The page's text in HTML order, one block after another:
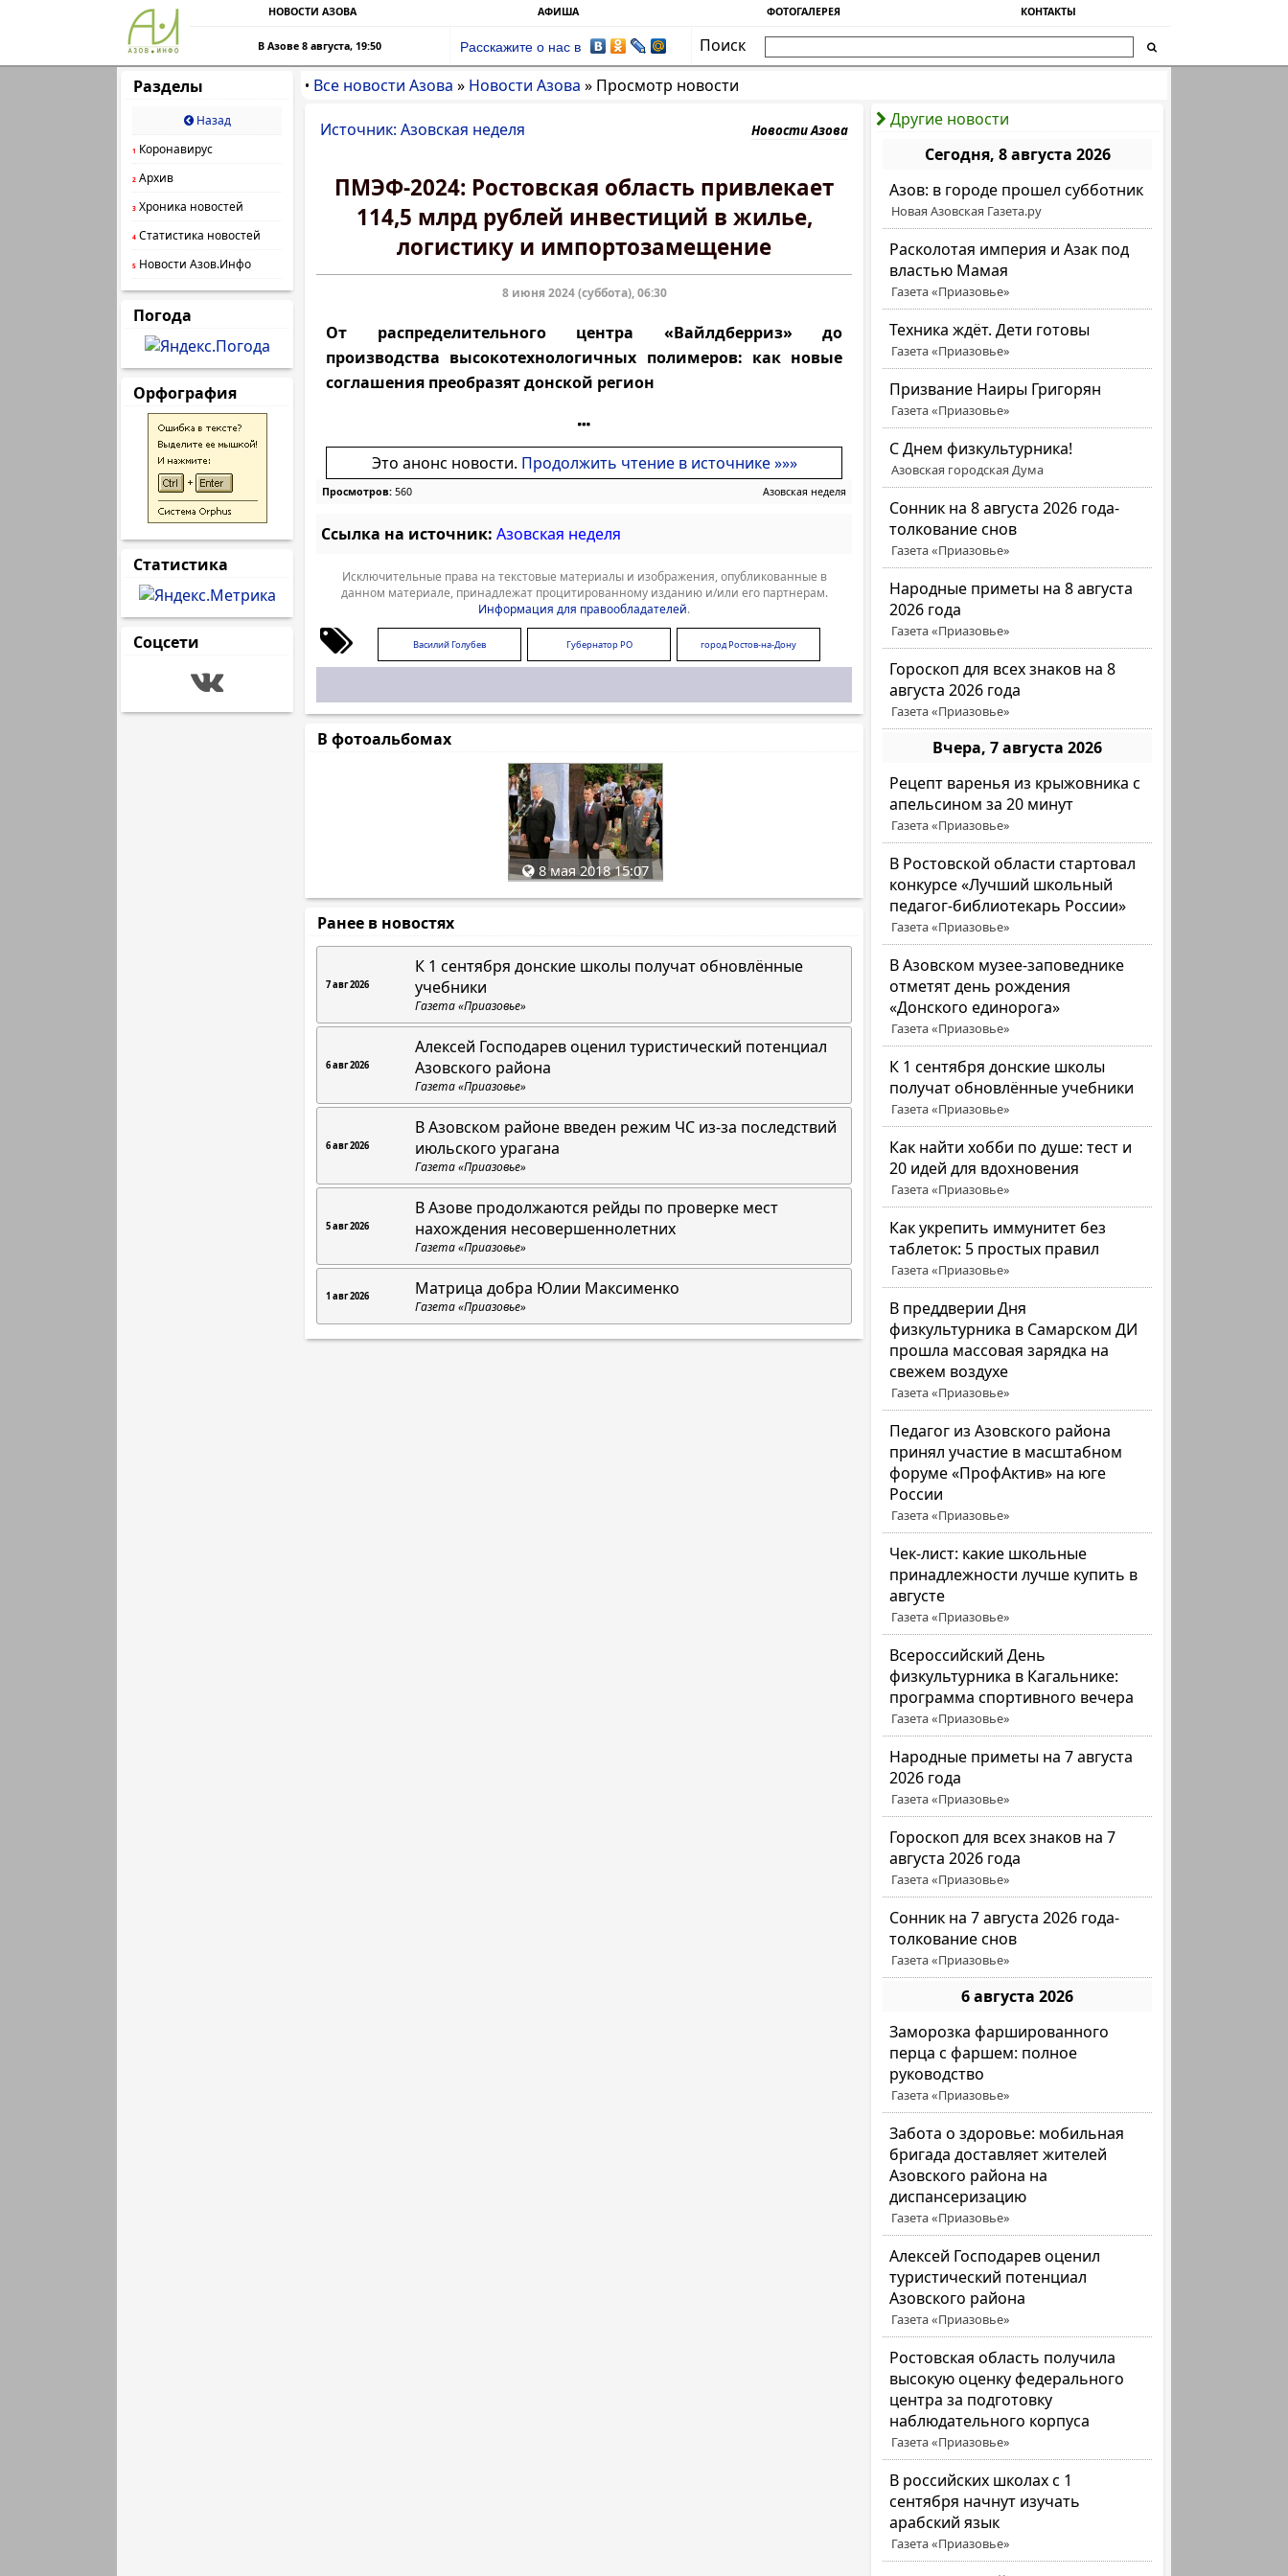
НОВОСТИ АЗОВА АФИША ФОТОГАЛЕРЕЯ КОНТАКТЫ
В Азове 8 августа, 19:50 Расскажите о нас в
Поиск
Разделы
Назад
1 Коронавирус
2 Архив
3 Хроника новостей
4 Статистика новостей
5 Новости Азов.Инфо
Погода
Орфография
Статистика
Соцсети
• Все новости Азова » Новости Азова » Просмотр новости
Другие новости
Сегодня, 8 августа 2026
Азов: в городе прошел субботник
Новая Азовская Газета.ру
Расколотая империя и Азак под
властью Мамая
Газета «Приазовье»
Техника ждёт. Дети готовы
Газета «Приазовье»
Призвание Наиры Григорян
Газета «Приазовье»
C Днем физкультурника!
Азовская городская Дума
Сонник на 8 августа 2026 года-
толкование снов
Газета «Приазовье»
Народные приметы на 8 августа
2026 года
Газета «Приазовье»
Гороскоп для всех знаков на 8
августа 2026 года
Газета «Приазовье»
Вчера, 7 августа 2026
Рецепт варенья из крыжовника с
апельсином за 20 минут
Газета «Приазовье»
В Ростовской области стартовал
конкурсе «Лучший школьный
педагог-библиотекарь России»
Газета «Приазовье»
В Азовском музее-заповеднике
отметят день рождения
«Донского единорога»
Газета «Приазовье»
К 1 сентября донские школы
получат обновлённые учебники
Газета «Приазовье»
Как найти хобби по душе: тест и
20 идей для вдохновения
Газета «Приазовье»
Как укрепить иммунитет без
таблеток: 5 простых правил
Газета «Приазовье»
В преддверии Дня
физкультурника в Самарском ДИ
прошла массовая зарядка на
свежем воздухе
Газета «Приазовье»
Педагог из Азовского района
принял участие в масштабном
форуме «ПрофАктив» на юге
России
Газета «Приазовье»
Чек-лист: какие школьные
принадлежности лучше купить в
августе
Газета «Приазовье»
Всероссийский День
физкультурника в Кагальнике:
программа спортивного вечера
Газета «Приазовье»
Народные приметы на 7 августа
2026 года
Газета «Приазовье»
Гороскоп для всех знаков на 7
августа 2026 года
Газета «Приазовье»
Сонник на 7 августа 2026 года-
толкование снов
Газета «Приазовье»
6 августа 2026
Заморозка фаршированного
перца с фаршем: полное
руководство
Газета «Приазовье»
Забота о здоровье: мобильная
бригада доставляет жителей
Азовского района на
диспансеризацию
Газета «Приазовье»
Алексей Господарев оценил
туристический потенциал
Азовского района
Газета «Приазовье»
Ростовская область получила
высокую оценку федерального
центра за подготовку
наблюдательного корпуса
Газета «Приазовье»
В российских школах с 1
сентября начнут изучать
арабский язык
Газета «Приазовье»
Источник: Азовская неделя Новости Азова
ПМЭФ-2024: Ростовская область привлекает
114,5 млрд рублей инвестиций в жилье,
логистику и импортозамещение
8 июня 2024 (суббота), 06:30
От распределительного центра «Вайлдберриз» до
производства высокотехнологичных полимеров: как новые
соглашения преобразят донской регион
Это анонс новости. Продолжить чтение в источнике »»»
Просмотров: 560 Азовская неделя
Ссылка на источник: Азовская неделя
Исключительные права на текстовые материалы и изображения, опубликованные в
данном материале, принадлежат процитированному изданию и/или его партнерам.
Информация для правообладателей.
Василий Голубев Губернатор РО город Ростов-на-Дону
В фотоальбомах
8 мая 2018 15:07
Ранее в новостях
7 авг 2026
К 1 сентября донские школы получат обновлённые
учебники
Газета «Приазовье»
6 авг 2026
Алексей Господарев оценил туристический потенциал
Азовского района
Газета «Приазовье»
6 авг 2026
В Азовском районе введен режим ЧС из-за последствий
июльского урагана
Газета «Приазовье»
5 авг 2026
В Азове продолжаются рейды по проверке мест
нахождения несовершеннолетних
Газета «Приазовье»
1 авг 2026 Матрица добра Юлии Максименко
Газета «Приазовье»